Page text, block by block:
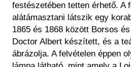
festészetében tetten érhető. A
alátámasztani látszik egy
1865 és 1868 között Borsos
Doctor Albert készített, és a
ábrázolja. A felvételen éppen